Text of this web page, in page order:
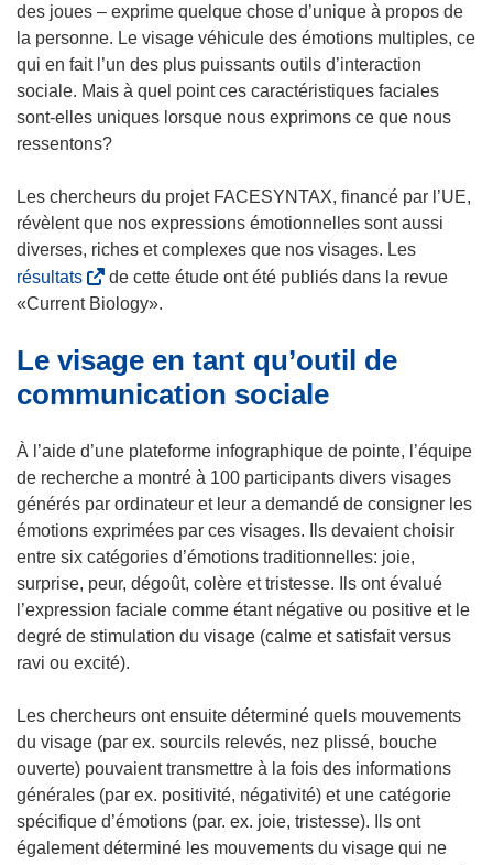
des joues – exprime quelque chose d’unique à propos de
la personne. Le visage véhicule des émotions multiples, ce
qui en fait l’un des plus puissants outils d’interaction
sociale. Mais à quel point ces caractéristiques faciales
sont-elles uniques lorsque nous exprimons ce que nous
ressentons?
Les chercheurs du projet FACESYNTAX, financé par l’UE,
révèlent que nos expressions émotionnelles sont aussi
diverses, riches et complexes que nos visages. Les
résultats(
s
o
v
e
d
a
n
s
u
n
e
n
u
v
e
l
l
e
de cette étude ont été publiés dans la revue
«Current Biology».
Le visage en tant qu’outil de
communication sociale
À l’aide d’une plateforme infographique de pointe, l’équipe
de recherche a montré à 100 participants divers visages
générés par ordinateur et leur a demandé de consigner les
émotions exprimées par ces visages. Ils devaient choisir
entre six catégories d’émotions traditionnelles: joie,
surprise, peur, dégoût, colère et tristesse. Ils ont évalué
l’expression faciale comme étant négative ou positive et le
degré de stimulation du visage (calme et satisfait versus
ravi ou excité).
Les chercheurs ont ensuite déterminé quels mouvements
du visage (par ex. sourcils relevés, nez plissé, bouche
ouverte) pouvaient transmettre à la fois des informations
générales (par ex. positivité, négativité) et une catégorie
spécifique d’émotions (par. ex. joie, tristesse). Ils ont
également déterminé les mouvements du visage qui ne